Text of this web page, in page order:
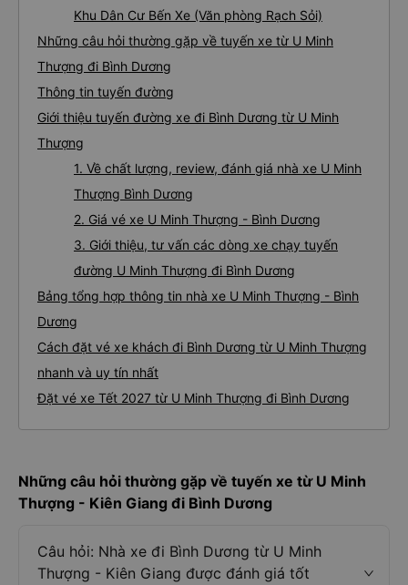
Khu Dân Cư Bến Xe (Văn phòng Rạch Sỏi)
Những câu hỏi thường gặp về tuyến xe từ U Minh
Thượng đi Bình Dương
Thông tin tuyến đường
Giới thiệu tuyến đường xe đi Bình Dương từ U Minh
Thượng
1. Về chất lượng, review, đánh giá nhà xe U Minh
Thượng Bình Dương
2. Giá vé xe U Minh Thượng - Bình Dương
3. Giới thiệu, tư vấn các dòng xe chạy tuyến
đường U Minh Thượng đi Bình Dương
Bảng tổng hợp thông tin nhà xe U Minh Thượng - Bình
Dương
Cách đặt vé xe khách đi Bình Dương từ U Minh Thượng
nhanh và uy tín nhất
Đặt vé xe Tết 2027 từ U Minh Thượng đi Bình Dương
Những câu hỏi thường gặp về tuyến xe từ U Minh
Thượng - Kiên Giang đi Bình Dương
Câu hỏi: Nhà xe đi Bình Dương từ U Minh
Thượng - Kiên Giang được đánh giá tốt